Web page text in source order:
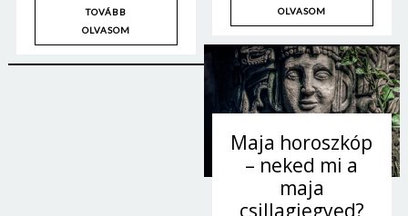
TOVÁBB
OLVASOM
OLVASOM
Maja horoszkóp
– neked mi a
maja
csillagjegyed?